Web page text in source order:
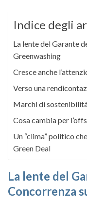
Indice degli
La lente del Garante
Greenwashing
Cresce anche
Verso una
Marchi di
Cosa cambia per
Un “clima” politico
Green Deal
La lente del
Concorrenza